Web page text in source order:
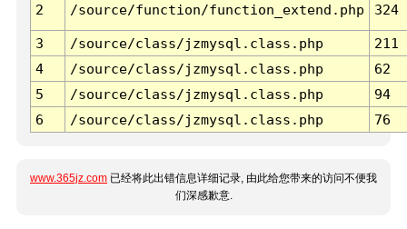
2 /source/function/function_extend.php 324
3 /source/class/jzmysql.class.php
211
4
/source/class/jzmysql.class.php
62
5
/source/class/jzmysql.class.php
94
6
/source/class/jzmysql.class.php 76
www.365jz.com 已经将此出错信息详细记录, 由此给您带来的访问不便我
们深感歉意.